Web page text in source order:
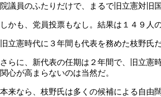
院議員のふたりだけで、まるで旧立憲対旧
しかも、党員投票もなし。結果は１４９人
旧立憲時代に３年間も代表を務めた枝野氏
さらに、新代表の任期は２年間で、旧立憲
関心が高まらないのは当然だ。
本来なら、枝野氏は多くの候補による自由